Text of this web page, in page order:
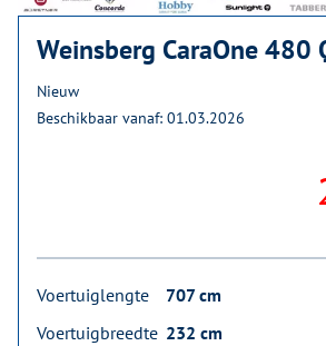
Weinsberg CaraOne 480
Nieuw
Beschikbaar vanaf: 01.03.2026
Voertuiglengte
707 cm
Voertuigbreedte 232 cm